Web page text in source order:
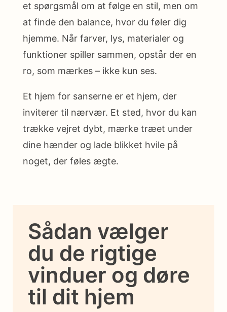
et spørgsmål om at følge en stil, men om
at finde den balance, hvor du føler dig
hjemme. Når farver, lys, materialer og
funktioner spiller sammen, opstår der en
ro, som mærkes – ikke kun ses.
Et hjem for sanserne er et hjem, der
inviterer til nærvær. Et sted, hvor du kan
trække vejret dybt, mærke træet under
dine hænder og lade blikket hvile på
noget, der føles ægte.
Sådan vælger
du de rigtige
vinduer og døre
til dit hjem